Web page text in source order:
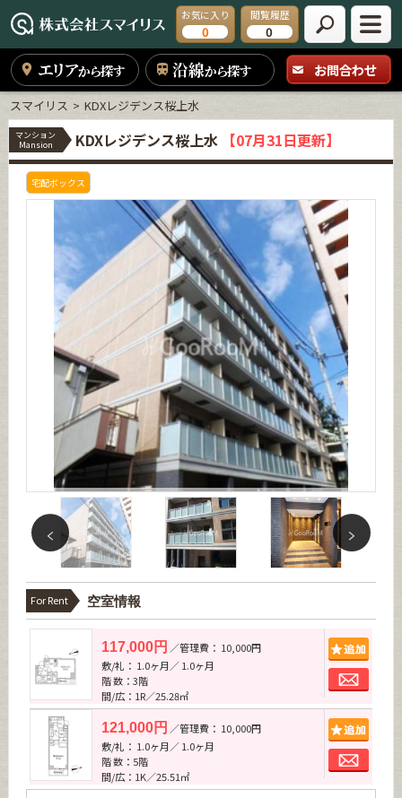
お気に入り
0
閲覧履歴
0
エリアから探す 沿線から探す お問合わせ
スマイリス KDXレジデンス桜上水
マンション
Mansion
KDXレジデンス桜上水 【07月31日更新】
宅配ボックス
For Rent 空室情報
117,000円 ／管理費： 10,000円
敷/礼： 1.0ヶ月／ 1.0ヶ月
階 数：3階
間/広：1R／25.28㎡
121,000円 ／管理費： 10,000円
敷/礼： 1.0ヶ月／ 1.0ヶ月
階 数：5階
間/広：1K／25.51㎡